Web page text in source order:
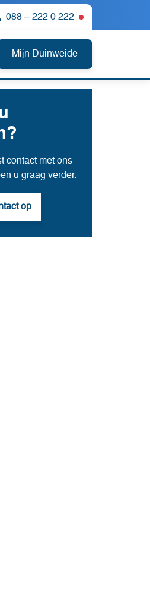
088 – 222 0 222 Nu niet
Mijn Duinweide
contact met ons
u graag verder.
op